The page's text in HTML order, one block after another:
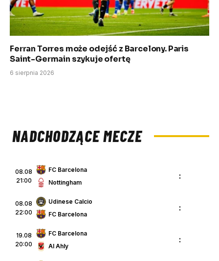
Ferran Torres może odejść z Barcelony. Paris
Saint-Germain szykuje ofertę
6 sierpnia 2026
NADCHODZĄCE MECZE
08.08
21:00
FC Barcelona
Nottingham
:
08.08
22:00
Udinese Calcio
FC Barcelona
:
19.08
20:00
FC Barcelona
Al Ahly
: